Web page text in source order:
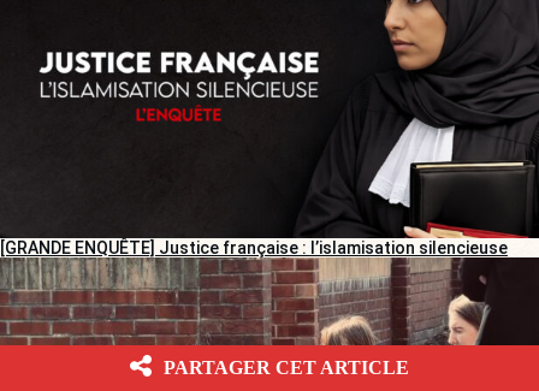
[GRANDE ENQUÊTE] Justice française : l’islamisation silencieuse
PARTAGER CET ARTICLE